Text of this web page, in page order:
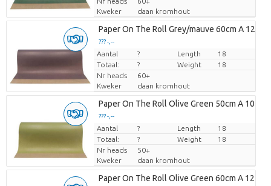
Kweker
daan kromhout
Paper On The Roll Grey/mauve 60cm A 12 Kilo
??? -,--
Prijs per stuk
Aantal ? Length
18
Totaal:
? Weight
18
Nr heads
60+
Kweker
daan kromhout
Paper On The Roll Olive Green 50cm A 10 Kilo
??? -,--
Prijs per stuk
Aantal ? Length
18
Totaal:
? Weight
18
Nr heads
50+
Kweker
daan kromhout
Paper On The Roll Olive Green 60cm A 12 Kilo